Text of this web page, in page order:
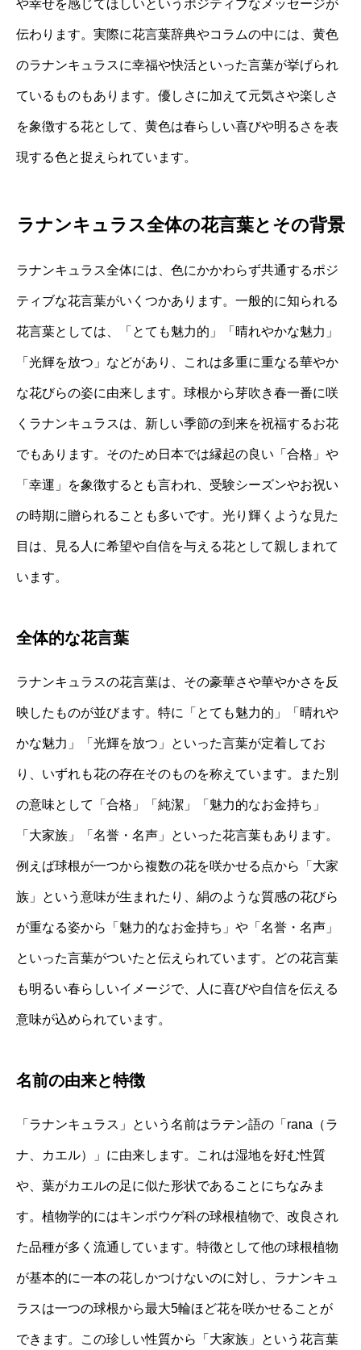
や幸せを感じてほしいというポジティブなメッセージが
伝わります。実際に花言葉辞典やコラムの中には、黄色
のラナンキュラスに幸福や快活といった言葉が挙げられ
ているものもあります。優しさに加えて元気さや楽しさ
を象徴する花として、黄色は春らしい喜びや明るさを表
現する色と捉えられています。
ラナンキュラス全体の花言葉とその背景
ラナンキュラス全体には、色にかかわらず共通するポジ
ティブな花言葉がいくつかあります。一般的に知られる
花言葉としては、「とても魅力的」「晴れやかな魅力」
「光輝を放つ」などがあり、これは多重に重なる華やか
な花びらの姿に由来します。球根から芽吹き春一番に咲
くラナンキュラスは、新しい季節の到来を祝福するお花
でもあります。そのため日本では縁起の良い「合格」や
「幸運」を象徴するとも言われ、受験シーズンやお祝い
の時期に贈られることも多いです。光り輝くような見た
目は、見る人に希望や自信を与える花として親しまれて
います。
全体的な花言葉
ラナンキュラスの花言葉は、その豪華さや華やかさを反
映したものが並びます。特に「とても魅力的」「晴れや
かな魅力」「光輝を放つ」といった言葉が定着してお
り、いずれも花の存在そのものを称えています。また別
の意味として「合格」「純潔」「魅力的なお金持ち」
「大家族」「名誉・名声」といった花言葉もあります。
例えば球根が一つから複数の花を咲かせる点から「大家
族」という意味が生まれたり、絹のような質感の花びら
が重なる姿から「魅力的なお金持ち」や「名誉・名声」
といった言葉がついたと伝えられています。どの花言葉
も明るい春らしいイメージで、人に喜びや自信を伝える
意味が込められています。
名前の由来と特徴
「ラナンキュラス」という名前はラテン語の「rana（ラ
ナ、カエル）」に由来します。これは湿地を好む性質
や、葉がカエルの足に似た形状であることにちなみま
す。植物学的にはキンポウゲ科の球根植物で、改良され
た品種が多く流通しています。特徴として他の球根植物
が基本的に一本の花しかつけないのに対し、ラナンキュ
ラスは一つの球根から最大5輪ほど花を咲かせることが
できます。この珍しい性質から「大家族」という花言葉